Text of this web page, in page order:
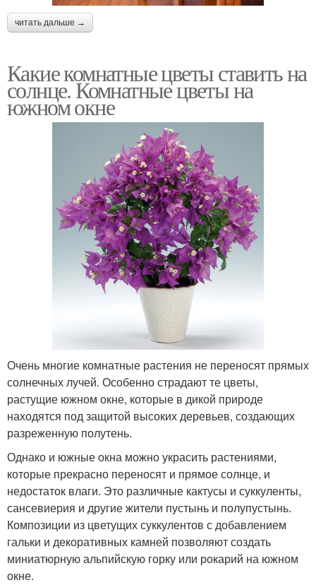
читать дальше →
Какие комнатные цветы ставить на
солнце. Комнатные цветы на
южном окне
Очень многие комнатные растения не переносят прямых
солнечных лучей. Особенно страдают те цветы,
растущие южном окне, которые в дикой природе
находятся под защитой высоких деревьев, создающих
разреженную полутень.
Однако и южные окна можно украсить растениями,
которые прекрасно переносят и прямое солнце, и
недостаток влаги. Это различные кактусы и суккуленты,
сансевиерия и другие жители пустынь и полупустынь.
Композиции из цветущих суккулентов с добавлением
гальки и декоративных камней позволяют создать
миниатюрную альпийскую горку или рокарий на южном
окне.